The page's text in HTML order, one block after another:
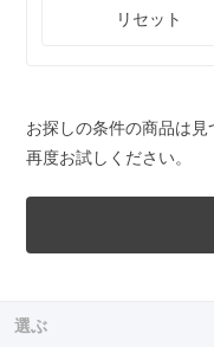
リセット
お探しの条件の商品は
再度お試しください。
選ぶ